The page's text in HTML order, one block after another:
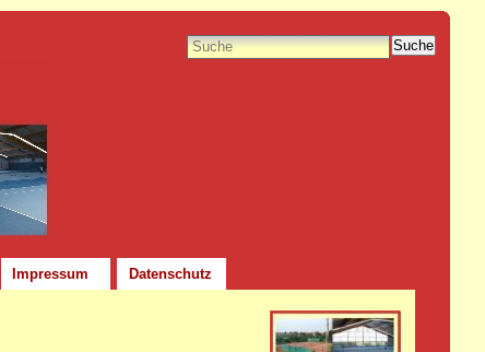
Suche
Impressum Datenschutz